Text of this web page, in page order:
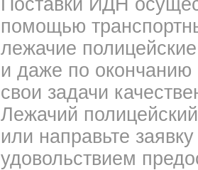
Поставки ИДН
помощью
лежачие
и даже по окончанию
свои задачи
Лежачий
или направьте
удовольствием